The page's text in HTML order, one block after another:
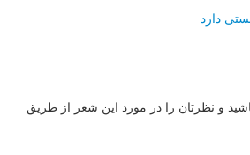
دارد
و نظرتان را در مورد این شعر از طریق